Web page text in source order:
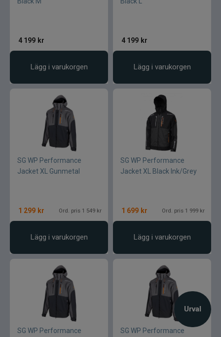
Urval
4 199 kr
Lägg i varukorgen
4 199 kr
Lägg i varukorgen
SG WP Performance
Jacket XL Gunmetal
1 299 kr Ord. pris 1 549 kr
Lägg i varukorgen
SG WP Performance
Jacket XL Black Ink/Grey
1 699 kr Ord. pris 1 999 kr
Lägg i varukorgen
SG WP Performance SG WP Performance